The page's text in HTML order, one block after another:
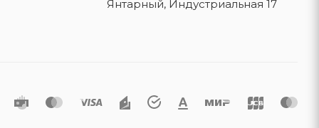
Янтарный, Индустриальная 17